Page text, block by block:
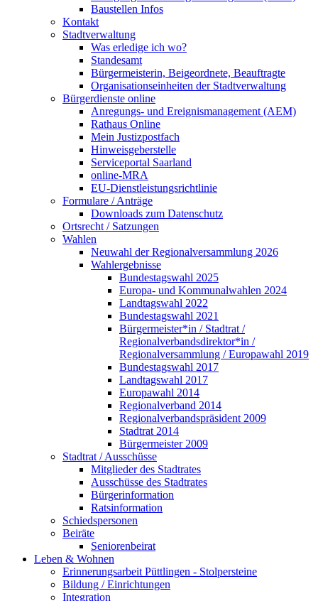
Baustellen Infos
Kontakt
Stadtverwaltung
Was erledige ich wo?
Standesamt
Bürgermeisterin, Beigeordnete, Beauftragte
Organisationseinheiten der Stadtverwaltung
Bürgerdienste online
Anregungs- und Ereignismanagement (AEM)
Rathaus Online
Mein Justizpostfach
Hinweisgeberstelle
Serviceportal Saarland
online-MRA
EU-Dienstleistungsrichtlinie
Formulare / Anträge
Downloads zum Datenschutz
Ortsrecht / Satzungen
Wahlen
Neuwahl der Regionalversammlung 2026
Wahlergebnisse
Bundestagswahl 2025
Europa- und Kommunalwahlen 2024
Landtagswahl 2022
Bundestagswahl 2021
Bürgermeister*in / Stadtrat /
Regionalverbandsdirektor*in /
Regionalversammlung / Europawahl 2019
Bundestagswahl 2017
Landtagswahl 2017
Europawahl 2014
Regionalverband 2014
Regionalverbandspräsident 2009
Stadtrat 2014
Bürgermeister 2009
Stadtrat / Ausschüsse
Mitglieder des Stadtrates
Ausschüsse des Stadtrates
Bürgerinformation
Ratsinformation
Schiedspersonen
Beiräte
Seniorenbeirat
Leben & Wohnen
Erinnerungsarbeit Püttlingen - Stolpersteine
Bildung / Einrichtungen
Integration